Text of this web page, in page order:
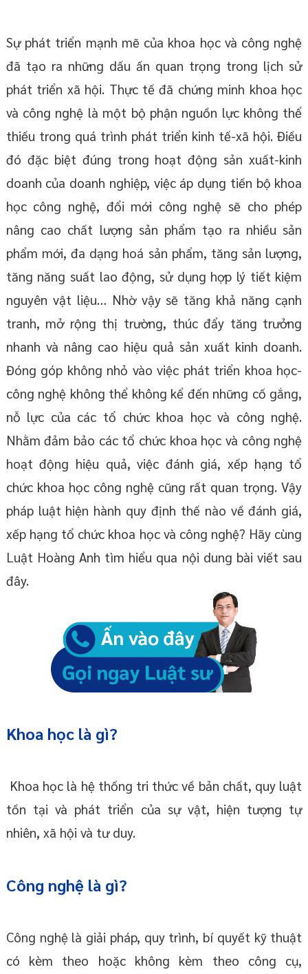
Sự phát triển mạnh mẽ của khoa học và công nghệ
đã tạo ra những dấu ấn quan trọng trong lịch sử
phát triển xã hội. Thực tế đã chứng minh khoa học
và công nghệ là một bộ phận nguồn lực không thể
thiếu trong quá trình phát triển kinh tế-xã hội. Điều
đó đặc biệt đúng trong hoạt động sản xuất-kinh
doanh của doanh nghiệp, việc áp dụng tiến bộ khoa
học công nghệ, đổi mới công nghệ sẽ cho phép
nâng cao chất lượng sản phẩm tạo ra nhiều sản
phẩm mới, đa dạng hoá sản phẩm, tăng sản lượng,
tăng năng suất lao động, sử dụng hợp lý tiết kiệm
nguyên vật liệu… Nhờ vậy sẽ tăng khả năng cạnh
tranh, mở rộng thị trường, thúc đẩy tăng trưởng
nhanh và nâng cao hiệu quả sản xuất kinh doanh.
Đóng góp không nhỏ vào việc phát triển khoa học-
công nghệ không thể không kể đến những cố gắng,
nỗ lực của các tổ chức khoa học và công nghệ.
Nhằm đảm bảo các tổ chức khoa học và công nghệ
hoạt động hiệu quả, việc đánh giá, xếp hạng tổ
chức khoa học công nghệ cũng rất quan trọng. Vậy
pháp luật hiện hành quy định thế nào về đánh giá,
xếp hạng tổ chức khoa học và công nghệ? Hãy cùng
Luật Hoàng Anh tìm hiểu qua nội dung bài viết sau
đây.
Khoa học là gì?
Khoa học là hệ thống tri thức về bản chất, quy luật
tồn tại và phát triển của sự vật, hiện tượng tự
nhiên, xã hội và tư duy.
Công nghệ là gì?
Công nghệ là giải pháp, quy trình, bí quyết kỹ thuật
có kèm theo hoặc không kèm theo công cụ,